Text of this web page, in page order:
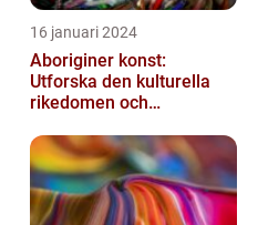
16 januari 2024
Aboriginer konst:
Utforska den kulturella
rikedomen och